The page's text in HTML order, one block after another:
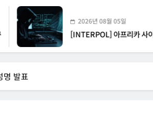
[소청백의 노동
2026년 08월 05일
[INTERPOL] 아프리카 사이버 범죄
명 발표